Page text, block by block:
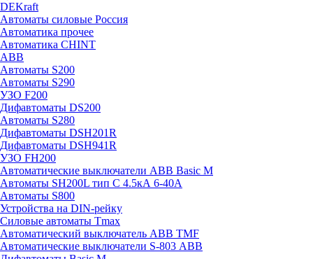
DEKraft
Автоматы силовые Россия
Автоматика прочее
Автоматика CHINT
ABB
Автоматы S200
Автоматы S290
УЗО F200
Дифавтоматы DS200
Автоматы S280
Дифавтоматы DSH201R
Дифавтоматы DSH941R
УЗО FH200
Автоматические выключатели ABB Basic M
Автоматы SH200L тип С 4.5кА 6-40А
Автоматы S800
Устройства на DIN-рейку
Силовые автоматы Tmax
Автоматический выключатель ABB TMF
Автоматические выключатели S-803 АВВ